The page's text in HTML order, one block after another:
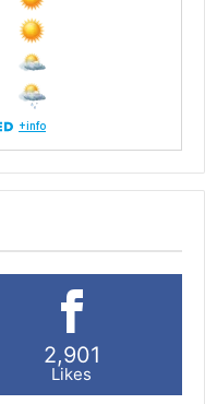
2,901
Likes